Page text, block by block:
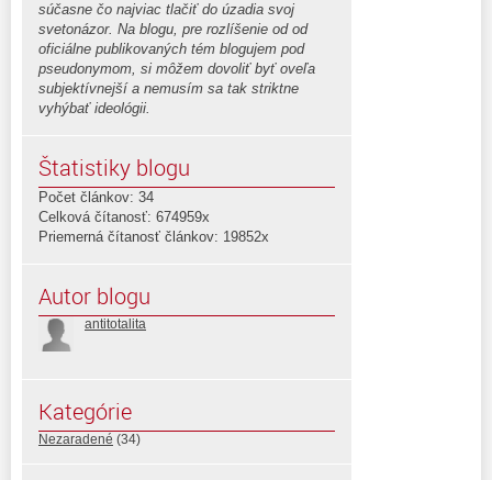
súčasne čo najviac tlačiť do úzadia svoj
svetonázor. Na blogu, pre rozlíšenie od od
oficiálne publikovaných tém blogujem pod
pseudonymom, si môžem dovoliť byť oveľa
subjektívnejší a nemusím sa tak striktne
vyhýbať ideológii.
Štatistiky blogu
Počet článkov: 34
Celková čítanosť: 674959x
Priemerná čítanosť článkov: 19852x
Autor blogu
antitotalita
Kategórie
Nezaradené (34)